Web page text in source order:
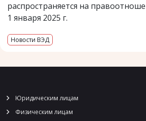
распространяется на
1 января 2025 г.
Новости ВЭД
Юридическим лицам
Физическим лицам